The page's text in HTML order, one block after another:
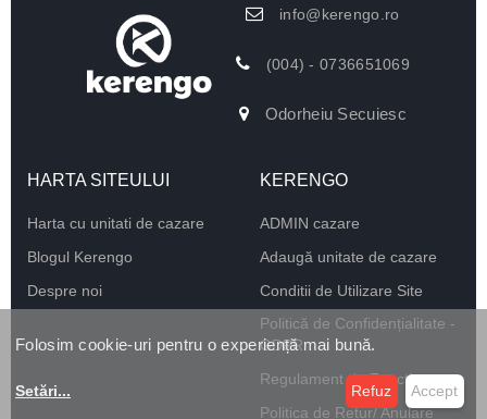
info@kerengo.ro
(004) - 0736651069
Odorheiu Secuiesc
HARTA SITEULUI
Harta cu unitati de cazare
Blogul Kerengo
Despre noi
KERENGO
ADMIN cazare
Adaugă unitate de cazare
Conditii de Utilizare Site
Politică de Confidențialitate -
GDPR
Regulament de Funcționare
Politica de Retur/ Anulare
Folosim cookie-uri pentru o experiență mai bună.
Setări... Refuz Accept